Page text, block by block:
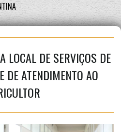
LOCAL DE SERVIÇOS DE
DE ATENDIMENTO AO